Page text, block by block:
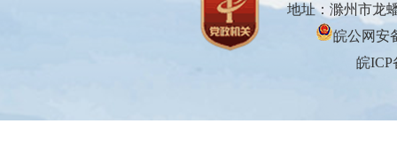
地址：滁州市龙
皖公网安
皖ICP